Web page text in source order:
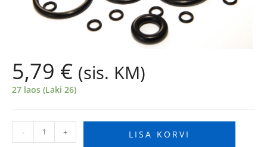
5,79 € (sis. KM)
27 laos (Laki 26)
- + LISA KORVI